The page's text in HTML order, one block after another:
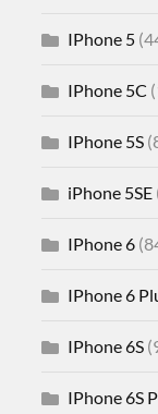
IPhone 5
IPhone 5C
IPhone 5S
iPhone 5SE
IPhone 6
IPhone 6
IPhone 6S
IPhone 6S